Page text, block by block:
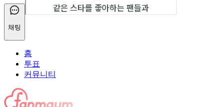
채팅
홈
투표
커뮤니티